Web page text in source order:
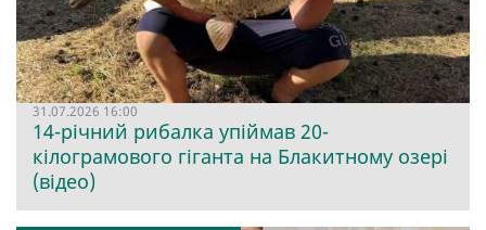
31.07.2026 16:00
14-річний рибалка упіймав 20-
кілограмового гіганта на Блакитному озері
(відео)